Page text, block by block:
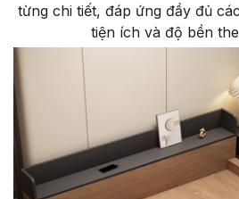
từng chi tiết, đáp ứng đầy đủ
tiện ích và độ bền